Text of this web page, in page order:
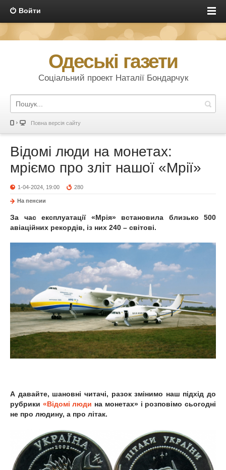
Войти
Одеські газети
Соціальний проект Наталії Бондарчук
Повна версія сайту
Відомі люди на монетах:
мріємо про зліт нашої «Мрії»
1-04-2024, 19:00 280
На пенсии
За час експлуатації «Мрія» встановила близько 500
авіаційних рекордів, із них 240 – світові.
А давайте, шановні читачі, разок змінимо наш підхід до
рубрики «Відомі люди на монетах» і розповімо сьогодні
не про людину, а про літак.